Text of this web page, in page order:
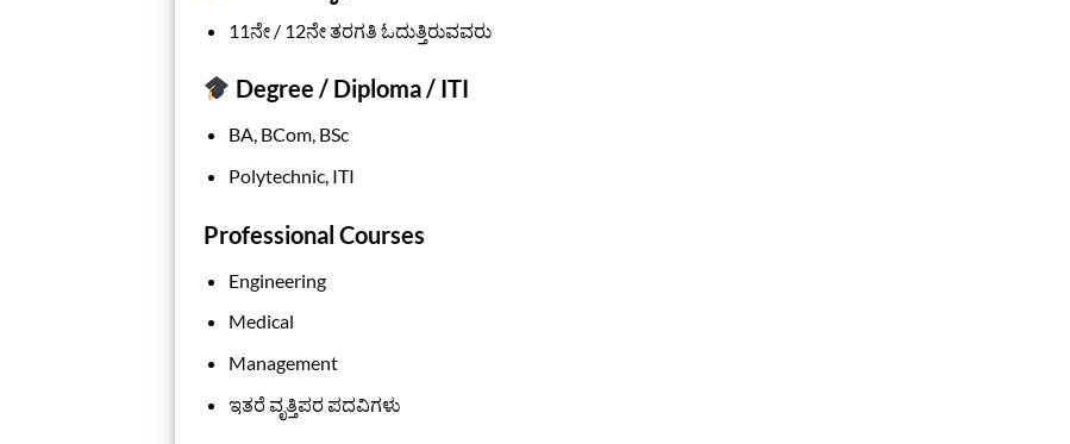
11ನೇ / 12ನೇ ತರಗತಿ ಓದುತ್ತಿರುವವರು
Degree / Diploma / ITI
BA, BCom, BSc
Polytechnic, ITI
Professional Courses
Engineering
Medical
Management
ಇತರೆ ವೃತ್ತಿಪರ ಪದವಿಗಳು